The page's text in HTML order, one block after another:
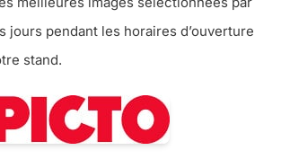
jours pendant les horaires d’ouverture
stand.